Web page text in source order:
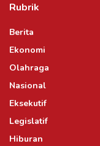
Rubrik
Berita
Ekonomi
Olahraga
Nasional
Eksekutif
Legislatif
Hiburan